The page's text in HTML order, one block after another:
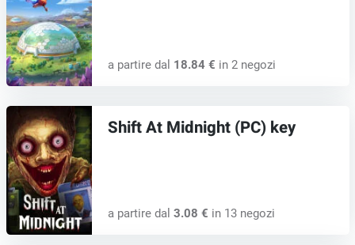
a partire dal 18.84 € in 2 negozi
Shift At Midnight (PC) key
a partire dal 3.08 € in 13 negozi